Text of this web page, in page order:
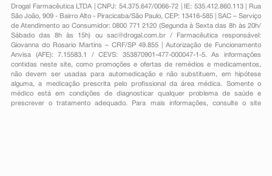
Drogal Farmacêutica LTDA | CNPJ: 54.375.647/0066-72 | IE: 535.412.860.113 | Rua
São João, 909 - Bairro Alto - Piracicaba/São Paulo, CEP: 13416-585 | SAC – Serviço
de Atendimento ao Consumidor: 0800 771 2120 (Segunda à Sexta das 8h às 20h/
Sábado das 8h às 15h) ou sac@drogal.com.br/ Farmacêutica responsável:
Giovanna do Rosario Martins – CRF/SP 49.855 | Autorização de Funcionamento
Anvisa (AFE): 7.15583.1 / CEVS: 353870901-477-000047-1-5. As informações
contidas neste site, como promoções e ofertas de remédios e medicamentos,
não devem ser usadas para automedicação e não substituem, em hipótese
alguma, a medicação prescrita pelo profissional da área médica. Somente o
médico está em condições de diagnosticar qualquer problema de saúde e
prescrever o tratamento adequado. Para mais informações, consulte o site